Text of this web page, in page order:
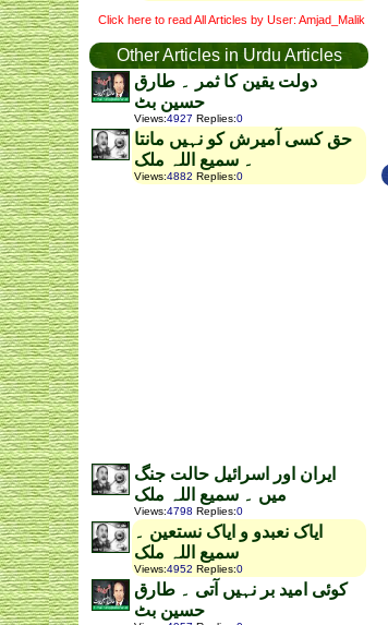
Click here to read All Articles by User: Amjad_Malik
Other Articles in Urdu Articles
دولت یقین کا ثمر ۔ طارق
حسین بٹ
Views:4927 Replies:0
حق کسی آمیرش کو نہیں مانتا
۔ سمیع اللہ ملک
Views:4882 Replies:0
ایران اور اسرائیل حالت جنگ
میں ۔ سمیع اللہ ملک
Views:4798 Replies:0
ایاک نعبدو و ایاک نستعین ۔
سمیع اللہ ملک
Views:4952 Replies:0
کوئی امید بر نہیں آتی ۔ طارق
حسین بٹ